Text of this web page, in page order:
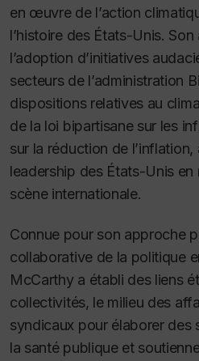
en œuvre de l’action
l’histoire des États-Unis.
l’adoption d’initiatives
secteurs de l’administration
dispositions relatives au
de la loi bipartisane sur les
sur la réduction de
leadership des États-Unis
scène internationale.
Connue pour son approche
collaborative de la politique
McCarthy a établi des liens
collectivités, le milieu des
syndicaux pour élaborer des
la santé publique et